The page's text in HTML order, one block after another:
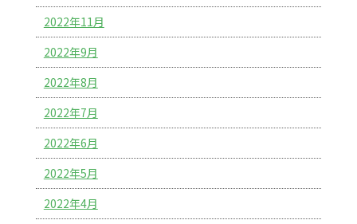
2022年11月
2022年9月
2022年8月
2022年7月
2022年6月
2022年5月
2022年4月